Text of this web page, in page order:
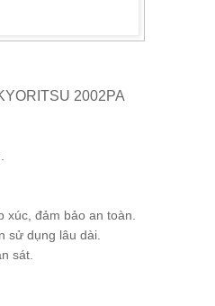
2002PA
xúc, đảm bảo an toàn.
sử dụng lâu dài.
sát.